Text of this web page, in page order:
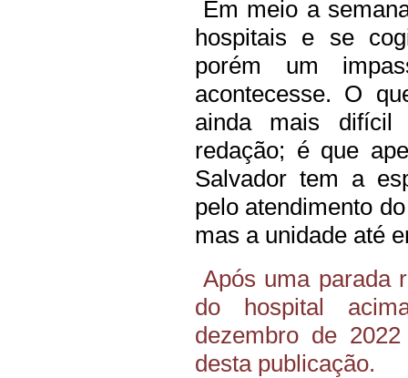
Em meio a
hospitais e se
porém um
acontecesse. O
ainda mais difícil
redação; é que
Salvador tem a
pelo atendimento
mas a unidade até
Após uma parada
do hospital
dezembro de
desta publicação.